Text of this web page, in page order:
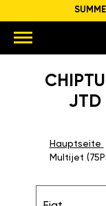
JTD
Hauptseite
Multijet